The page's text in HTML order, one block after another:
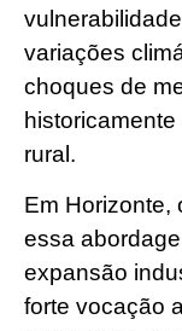
variações
choques de
rural.
Em Horizonte,
essa
expansão
forte vocação